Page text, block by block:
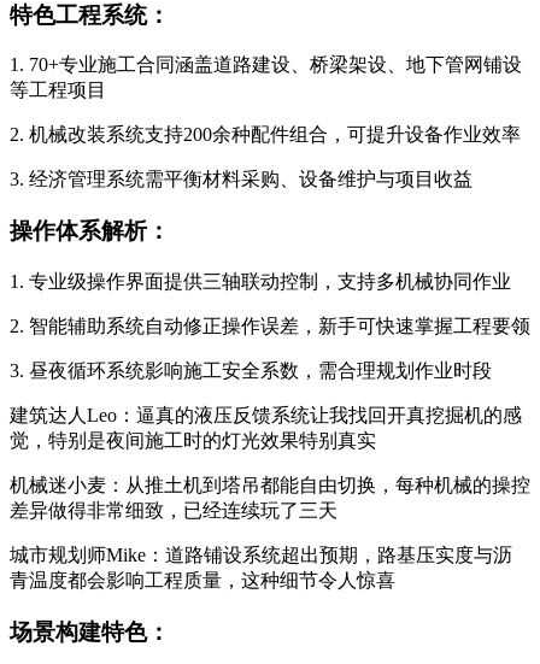
特色工程系统：
1. 70+专业施工合同涵盖道路建设、桥梁架设、地下管网铺设
等工程项目
2. 机械改装系统支持200余种配件组合，可提升设备作业效率
3. 经济管理系统需平衡材料采购、设备维护与项目收益
操作体系解析：
1. 专业级操作界面提供三轴联动控制，支持多机械协同作业
2. 智能辅助系统自动修正操作误差，新手可快速掌握工程要领
3. 昼夜循环系统影响施工安全系数，需合理规划作业时段
建筑达人Leo：逼真的液压反馈系统让我找回开真挖掘机的感
觉，特别是夜间施工时的灯光效果特别真实
机械迷小麦：从推土机到塔吊都能自由切换，每种机械的操控
差异做得非常细致，已经连续玩了三天
城市规划师Mike：道路铺设系统超出预期，路基压实度与沥
青温度都会影响工程质量，这种细节令人惊喜
场景构建特色：